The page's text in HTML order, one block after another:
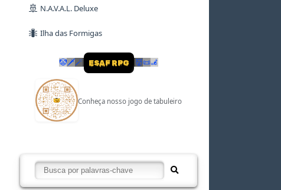
🚢 N.A.V.A.L. Deluxe
🐜 Ilha das Formigas
🤡🗡🪄 ESAF RPG 👹📜🦼
Conheça nosso jogo de tabuleiro